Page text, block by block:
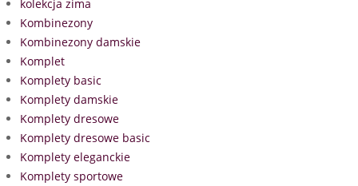
kolekcja zima
Kombinezony
Kombinezony damskie
Komplet
Komplety basic
Komplety damskie
Komplety dresowe
Komplety dresowe basic
Komplety eleganckie
Komplety sportowe